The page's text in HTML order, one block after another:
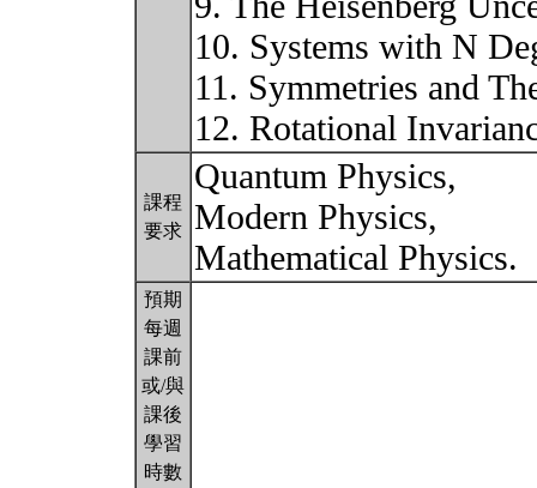
10. Systems with N
11. Symmetries and
12. Rotational
課程
要求
Quantum Physics,
Modern Physics,
Mathematical Physics.
預期
每週
課前
或/與
課後
學習
時數